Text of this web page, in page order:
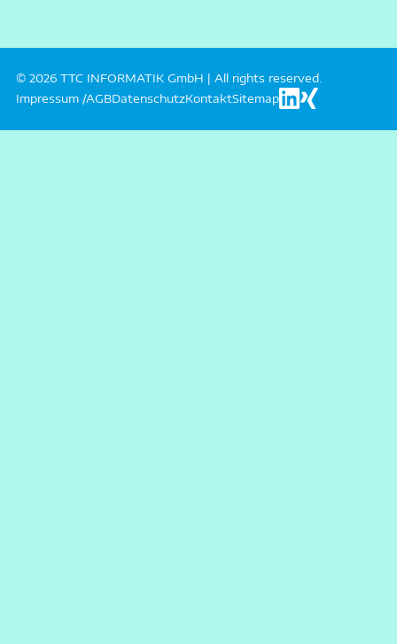
© 2026 TTC INFORMATIK GmbH | All rights reserved.
Impressum /AGBDatenschutzKontaktSitemap